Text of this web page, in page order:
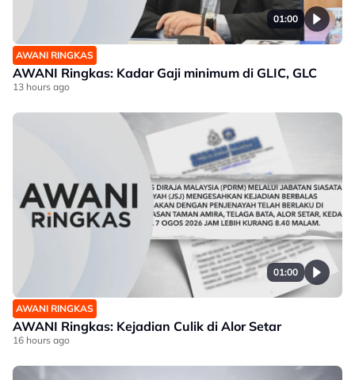
01:00
AWANI RINGKAS
AWANI Ringkas: Kadar Gaji minimum di GLIC, GLC
13 hours ago
01:00
AWANI RINGKAS
AWANI Ringkas: Kejadian Culik di Alor Setar
16 hours ago